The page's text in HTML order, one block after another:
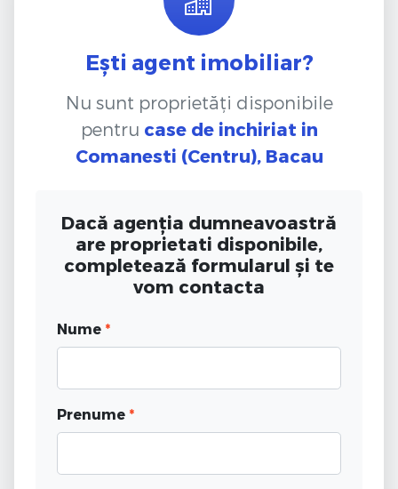
Ești agent imobiliar?
Nu sunt proprietăți disponibile
pentru case de inchiriat in
Comanesti (Centru), Bacau
Dacă agenția dumneavoastră
are proprietati disponibile,
completează formularul și te
vom contacta
Nume *
Prenume *